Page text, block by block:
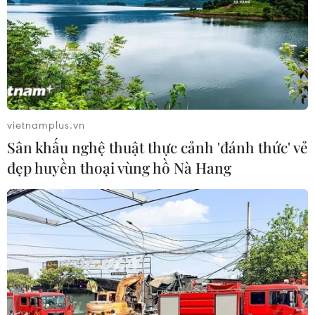
Thu hồi 89 ha đất đấu giá
chọn nhà đầu tư công
trình thành phố cảng hàng
không
07/08/2026 06:46
Cần xử lý dứt điểm việc tập
kết gỗ ở hành lang an toàn
giao thông Quốc lộ 22B
07/08/2026 04:31
Hãng hàng không Air
Premia của Hàn Quốc nối
lại đường bay Incheon-TP
Hồ Chí Minh
07/08/2026 04:28
Khẩn trương phân luồng
giao thông sau vụ sạt lở
trên tuyến ĐT161 ở Lào Cai
07/08/2026 02:37
vietnamplus.vn
Sân khấu nghệ thuật thực cảnh 'đánh thức' vẻ
đẹp huyền thoại vùng hồ Nà Hang